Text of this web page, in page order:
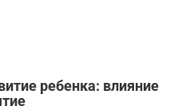
ребенка: влияние